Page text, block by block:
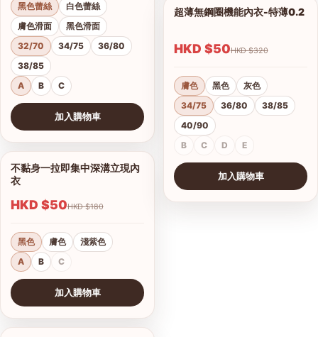
黑色蕾絲
白色蕾絲
膚色滑面
黑色滑面
32/70
34/75
36/80
38/85
A
B C
加入購物車
1/8
查看圖片
不黏身一拉即集中深溝立現內
衣
HKD $50 HKD $180
黑色 膚色
淺紫色
A
B C
加入購物車
查看圖片
1/21
超薄無鋼圈機能內衣-特薄0.2
HKD $50 HKD $320
膚色 黑色
灰色
34/75
36/80
38/85
40/90
B
C D E
加入購物車